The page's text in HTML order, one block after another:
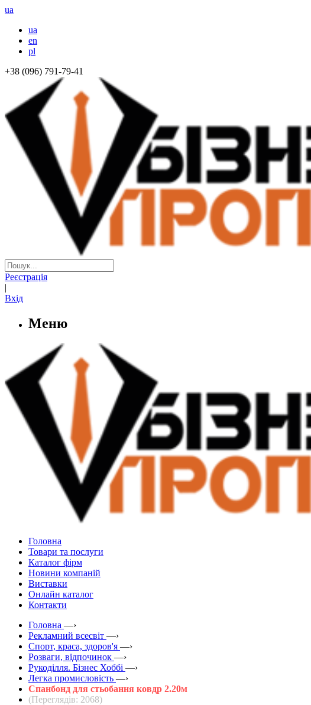
ua
ua
en
pl
+38 (096) 791-79-41
Реєстрація
|
Вхід
Меню
Головна
Товари та послуги
Каталог фірм
Новини компаній
Виставки
Онлайн каталог
Контакти
Головна —›
Рекламний всесвіт —›
Спорт, краса, здоров'я —›
Розваги, відпочинок —›
Рукоділля. Бізнес Хоббі —›
Легка промисловість —›
Спанбонд для стьобання ковдр 2.20м
(Переглядів: 2068)